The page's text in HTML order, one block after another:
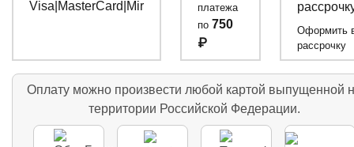
платежа
по 750
₽
Оформить
рассрочку
Оплату можно произвести любой картой выпущенной
территории Российской Федерации.